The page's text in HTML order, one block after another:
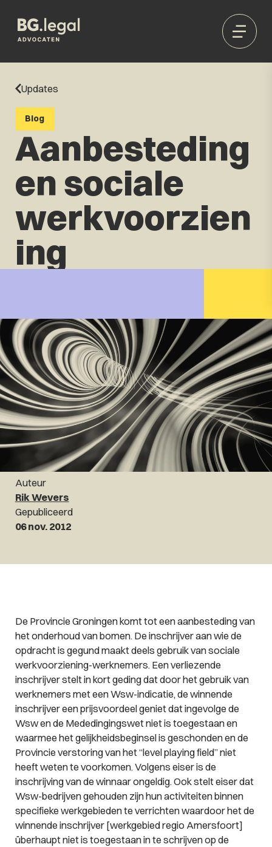
Updates
Blog
Aanbesteding
en sociale
werkvoorzien
ing
Auteur
Rik Wevers
Gepubliceerd
06 nov. 2012
De Provincie Groningen komt tot een aanbesteding van
het onderhoud van bomen. De inschrijver aan wie de
opdracht is gegund maakt deels gebruik van sociale
werkvoorziening-werknemers. Een verliezende
inschrijver stelt in kort geding dat door het gebruik van
werknemers met een Wsw-indicatie, de winnende
inschrijver een prijsvoordeel geniet dat ingevolge de
Wsw en de Mededingingswet niet is toegestaan en
waarmee het gelijkheidsbeginsel is geschonden en de
Provincie verstoring van het “level playing field” niet
heeft weten te voorkomen. Volgens eiser is de
inschrijving van de winnaar ongeldig. Ook stelt eiser dat
Wsw-bedrijven gehouden zijn hun activiteiten binnen
specifieke werkgebieden te verrichten waardoor het de
winnende inschrijver [werkgebied regio Amersfoort]
überhaupt niet is toegestaan in te schrijven op de